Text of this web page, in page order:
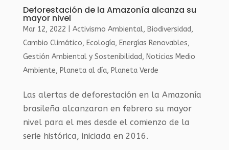
Deforestación de la Amazonía alcanza su
mayor nivel
Mar 12, 2022 Activismo Ambiental, Biodiversidad,
Cambio Climático, Ecología, Energías Renovables,
Gestión Ambiental y Sostenibilidad, Noticias Medio
Ambiente, Planeta al día, Planeta Verde
Las alertas de deforestación en la Amazonía
brasileña alcanzaron en febrero su mayor
nivel para el mes desde el comienzo de la
serie histórica, iniciada en 2016.